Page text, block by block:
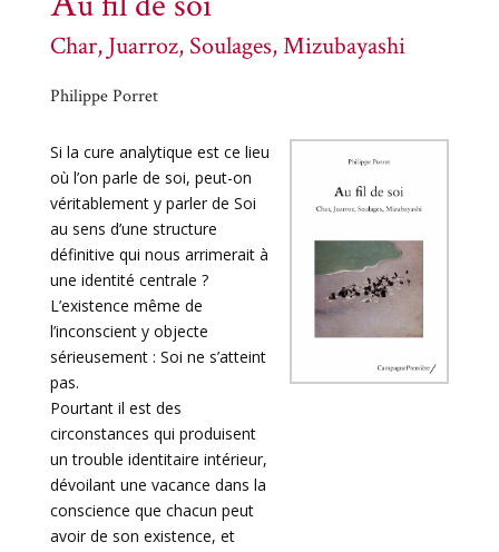
Char, Juarroz, Soulages, Mizubayashi
Philippe Porret
Si la cure analytique est ce lieu
où l’on parle de soi, peut-on
véritablement y parler de Soi
au sens d’une structure
définitive qui nous arrimerait à
une identité centrale ?
L’existence même de
l’inconscient y objecte
sérieusement : Soi ne s’atteint
pas.
Pourtant il est des
circonstances qui produisent
un trouble identitaire intérieur,
dévoilant une vacance dans la
conscience que chacun peut
avoir de son existence, et